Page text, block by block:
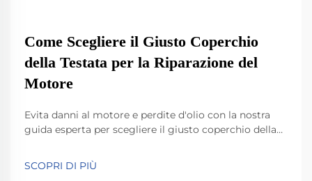
Come Scegliere il Giusto Coperchio
della Testata per la Riparazione del
Motore
Evita danni al motore e perdite d'olio con la nostra
guida esperta per scegliere il giusto coperchio della
compatibilità, le migliori pratiche per la guarnizione e
i passaggi per l'installazione. Fai tutto correttamente
SCOPRI DI PIÙ